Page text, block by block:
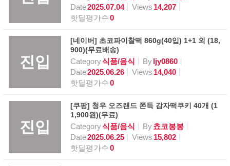
Date2025.07.04 Views 14,207
핫딜평가수0
진입
[네이버] 초코파이찰떡 860g(40입) 1+1 외 (18,
900)(무료배송)
Category식품/음식 Byljy0860
Date2025.06.26 Views 14,040
핫딜평가수0
진입
[쿠팡] 청우 오즈랜드 쫀득 감자떡쿠키 40개 (1
1,900원)(무료)
Category식품/음식 By쵸코봉봉
Date2025.06.25 Views 15,802
핫딜평가수0